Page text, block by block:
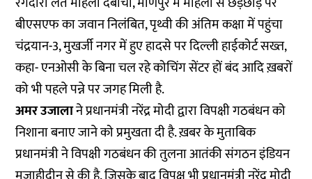
बीएसएफ का जवान निलंबित, पृथ्वी की अंतिम कक्षा में पहुंचा
चंद्रयान-3, मुखर्जी नगर में हुए हादसे पर दिल्ली हाईकोर्ट सख्त,
कहा- एनओसी के बिना चल रहे कोचिंग सेंटर हों बंद आदि ख़बरों
को भी पहले पन्ने पर जगह मिली है.
अमर उजालाने प्रधानमंत्री नरेंद्र मोदी द्वारा विपक्षी गठबंधन को
निशाना बनाए जाने को प्रमुखता दी है. ख़बर के मुताबिक
प्रधानमंत्री ने विपक्षी गठबंधन की तुलना आतंकी संगठन इंडियन